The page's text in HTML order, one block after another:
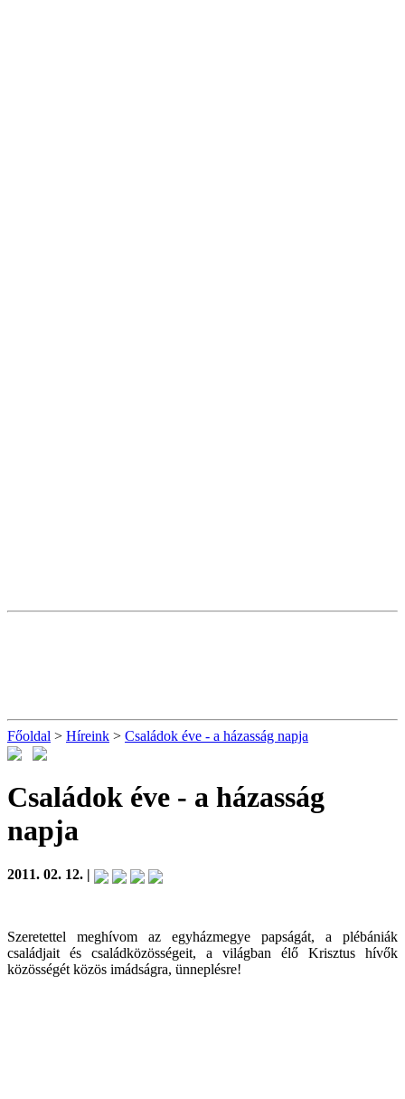
Főoldal > Híreink > Családok éve - a házasság napja
Családok éve - a házasság
napja
2011. 02. 12. |
Szeretettel meghívom az egyházmegye papságát, a plébániák
családjait és családközösségeit, a világban élő Krisztus hívők
közösségét közös imádságra, ünneplésre!